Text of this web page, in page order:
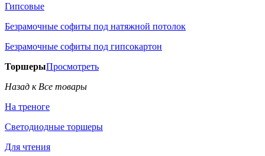
Гипсовые
Безрамочные софиты под натяжной потолок
Безрамочные софиты под гипсокартон
ТоршерыПросмотреть
Назад к Все товары
На треноге
Светодиодные торшеры
Для чтения